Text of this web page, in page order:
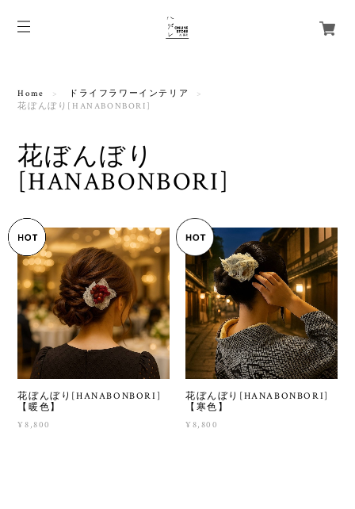
Home
ドライフラワーインテリア
花ぼんぼり[HANABONBORI]
花ぼんぼり
[HANABONBORI]
花ぼんぼり[HANABONBORI]
【暖色】
¥8,800
花ぼんぼり[HANABONBORI]
【寒色】
¥8,800